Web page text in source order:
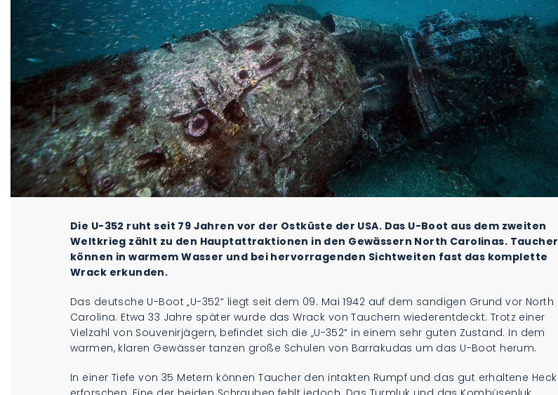
Die U-352 ruht seit 79 Jahren vor der Ostküste der USA. Das U-Boot aus dem zweiten
Weltkrieg zählt zu den Hauptattraktionen in den Gewässern North Carolinas. Taucher
können in warmem Wasser und bei hervorragenden Sichtweiten fast das komplette
Wrack erkunden.
Das deutsche U-Boot „U-352“ liegt seit dem 09. Mai 1942 auf dem sandigen Grund vor North
Carolina. Etwa 33 Jahre später wurde das Wrack von Tauchern wiederentdeckt. Trotz einer
Vielzahl von Souvenirjägern, befindet sich die „U-352“ in einem sehr guten Zustand. In dem
warmen, klaren Gewässer tanzen große Schulen von Barrakudas um das U-Boot herum.
In einer Tiefe von 35 Metern können Taucher den intakten Rumpf und das gut erhaltene Heck